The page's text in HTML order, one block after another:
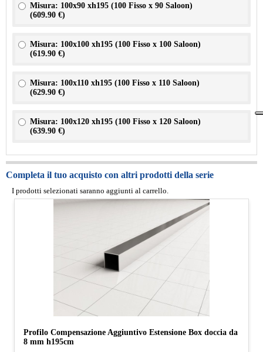
Misura: 100x90 xh195 (100 Fisso x 90 Saloon)
(609.90 €)
Misura: 100x100 xh195 (100 Fisso x 100 Saloon)
(619.90 €)
Misura: 100x110 xh195 (100 Fisso x 110 Saloon)
(629.90 €)
Misura: 100x120 xh195 (100 Fisso x 120 Saloon)
(639.90 €)
Completa il tuo acquisto con altri prodotti della serie
I prodotti selezionati saranno aggiunti al carrello.
Profilo Compensazione Aggiuntivo Estensione Box doccia da
8 mm h195cm